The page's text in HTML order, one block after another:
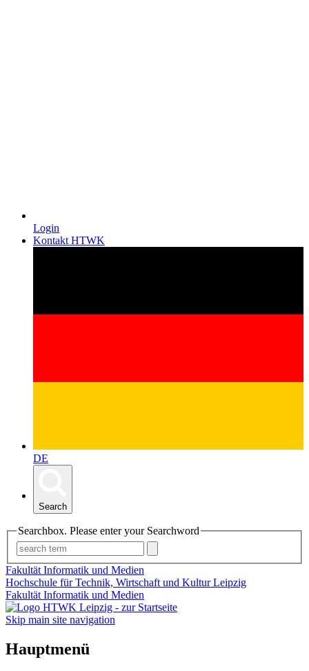
Login
Kontakt HTWK
DE
Search
Searchbox. Please enter your Searchword
Fakultät Informatik und Medien
Hochschule für Technik, Wirtschaft und Kultur Leipzig
Fakultät Informatik und Medien
Skip main site navigation
Hauptmenü